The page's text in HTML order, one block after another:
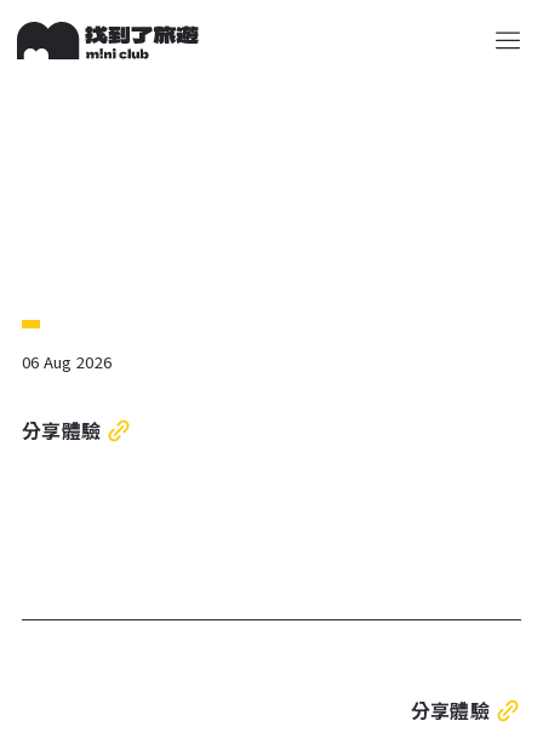
06 Aug 2026
分享體驗
分享體驗